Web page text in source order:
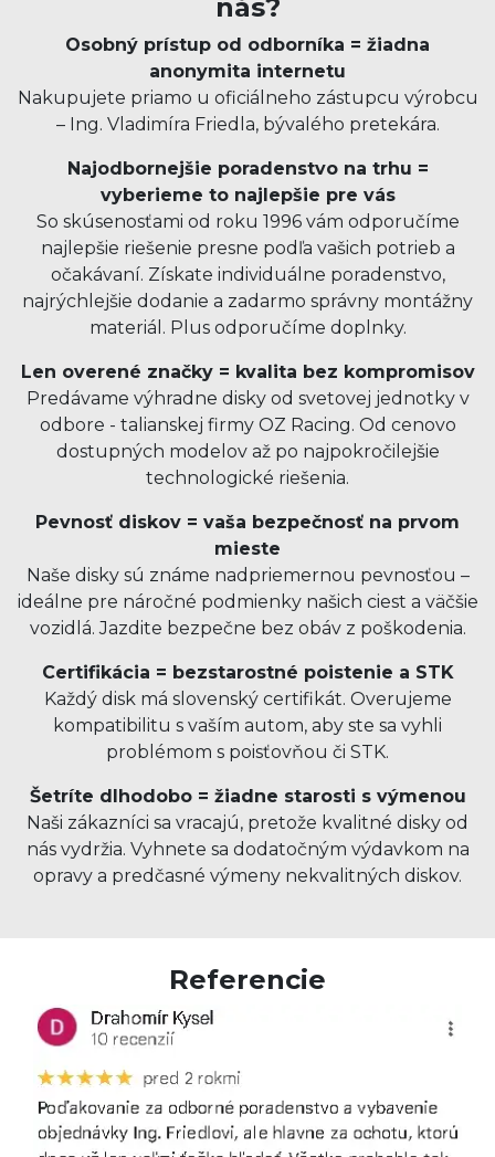
nás?
Osobný prístup od odborníka = žiadna
anonymita internetu
Nakupujete priamo u oficiálneho zástupcu výrobcu
– Ing. Vladimíra Friedla, bývalého pretekára.
Najodbornejšie poradenstvo na trhu =
vyberieme to najlepšie pre vás
So skúsenosťami od roku 1996 vám odporučíme
najlepšie riešenie presne podľa vašich potrieb a
očakávaní. Získate individuálne poradenstvo,
najrýchlejšie dodanie a zadarmo správny montážny
materiál. Plus odporučíme doplnky.
Len overené značky = kvalita bez kompromisov
Predávame výhradne disky od svetovej jednotky v
odbore - talianskej firmy OZ Racing. Od cenovo
dostupných modelov až po najpokročilejšie
technologické riešenia.
Pevnosť diskov = vaša bezpečnosť na prvom
mieste
Naše disky sú známe nadpriemernou pevnosťou –
ideálne pre náročné podmienky našich ciest a väčšie
vozidlá. Jazdite bezpečne bez obáv z poškodenia.
Certifikácia = bezstarostné poistenie a STK
Každý disk má slovenský certifikát. Overujeme
kompatibilitu s vaším autom, aby ste sa vyhli
problémom s poisťovňou či STK.
Šetríte dlhodobo = žiadne starosti s výmenou
Naši zákazníci sa vracajú, pretože kvalitné disky od
nás vydržia. Vyhnete sa dodatočným výdavkom na
opravy a predčasné výmeny nekvalitných diskov.
Referencie